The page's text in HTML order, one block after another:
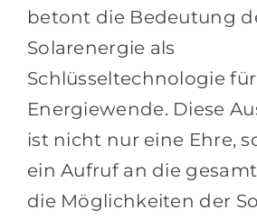
betont die Bedeutung
Solarenergie als
Schlüsseltechnologie
Energiewende. Diese
ist nicht nur eine Ehre,
ein Aufruf an die
die Möglichkeiten der